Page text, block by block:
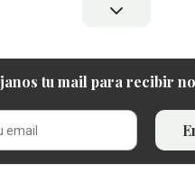
tu mail para recibir